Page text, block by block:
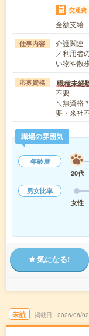
交通費
全額支給
仕事内容
介護関連
／利用者
い物や散
応募資格 職種未経
不要
＼無資格
要・来社
職場の雰囲気
年齢層
20代
男女比率
女性
気になる!
未読 掲載日 2026/08/02